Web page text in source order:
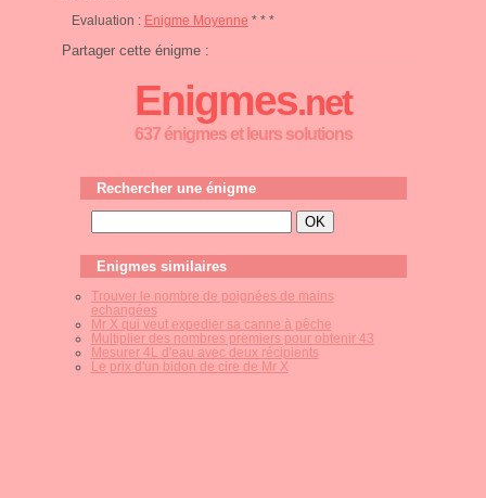
Evaluation : Enigme Moyenne * * *
Partager cette énigme :
Enigmes.net
637 énigmes et leurs solutions
Rechercher une énigme
Enigmes similaires
Trouver le nombre de poignées de mains
echangées
Mr X qui veut expedier sa canne à pêche
Multiplier des nombres premiers pour obtenir 43
Mesurer 4L d'eau avec deux récipients
Le prix d'un bidon de cire de Mr X